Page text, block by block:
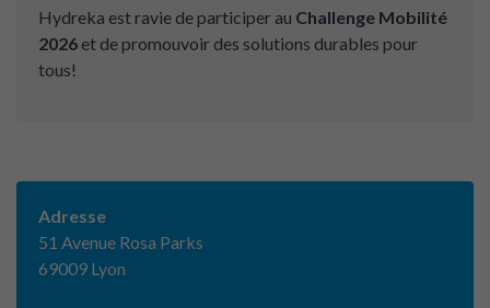
Hydreka est ravie de participer au Challenge Mobilité
2026 et de promouvoir des solutions durables pour
tous!
Adresse
51 Avenue Rosa Parks
69009 Lyon